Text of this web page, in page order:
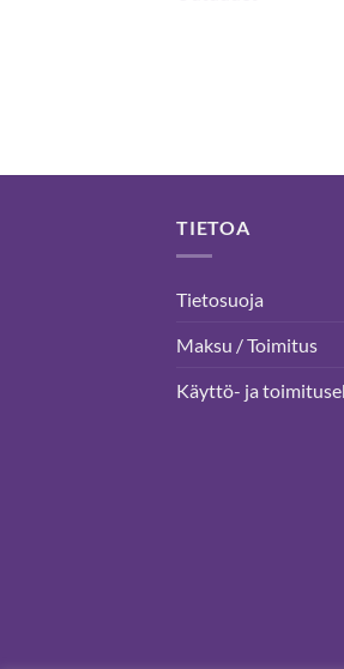
TIETOA
Tietosuoja
Maksu / Toimitus
Käyttö- ja